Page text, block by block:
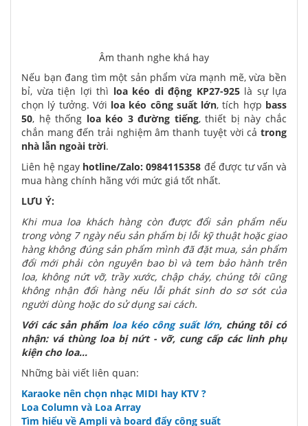
Âm thanh nghe khá hay
Nếu bạn đang tìm một sản phẩm vừa mạnh mẽ, vừa bền
bỉ, vừa tiện lợi thì loa kéo di động KP27-925là sự lựa
chọn lý tưởng. Với loa kéo công suất lớn, tích hợp bass
50, hệ thống loa kéo 3 đường tiếng, thiết bị này chắc
chắn mang đến trải nghiệm âm thanh tuyệt vời cả trong
nhà lẫn ngoài trời.
Liên hệ ngay hotline/Zalo: 0984115358 để được tư vấn và
mua hàng chính hãng với mức giá tốt nhất.
LƯU Ý:
Khi mua loa khách hàng còn được đổi sản phẩm nếu
trong vòng 7 ngày nếu sản phẩm bị lỗi kỹ thuật hoặc giao
hàng không đúng sản phẩm mình đã đặt mua, sản phẩm
đổi mới phải còn nguyên bao bì và tem bảo hành trên
loa, không nứt vỡ, trầy xước, chập cháy, chúng tôi cũng
không nhận đổi hàng nếu lỗi phát sinh do sơ sót của
người dùng hoặc do sử dụng sai cách.
Với các sản phẩm loa kéo công suất lớn, chúng tôi có
nhận: vá thùng loa bị nứt - vỡ, cung cấp các linh phụ
kiện cho loa...
Những bài viết liên quan:
Karaoke nên chọn nhạc MIDI hay KTV ?
Loa Column và Loa Array
Tìm hiểu về Ampli và board đẩy công suất